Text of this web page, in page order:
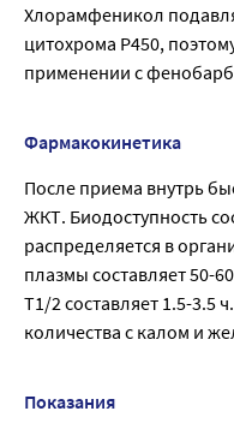
Хлорамфеникол
цитохрома Р450,
применении с
Фармакокинетика
После приема внутрь
ЖКТ. Биодоступность
распределяется в
плазмы составляет 50-
T1/2 составляет 1.5-3.5
количества с калом и
Показания